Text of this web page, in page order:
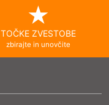
TOČKE ZVESTOBE
zbirajte in unovčite